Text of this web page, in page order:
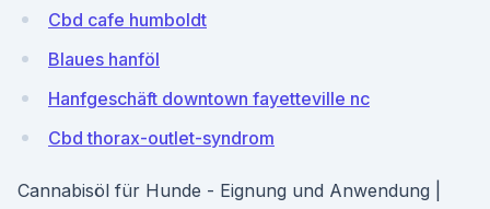
Cbd cafe humboldt
Blaues hanföl
Hanfgeschäft downtown fayetteville nc
Cbd thorax-outlet-syndrom
Cannabisöl für Hunde - Eignung und Anwendung |